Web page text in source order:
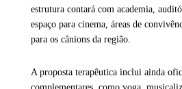
estrutura contará com academia,
espaço para cinema, áreas de
para os cânions da região.
A proposta terapêutica inclui ainda